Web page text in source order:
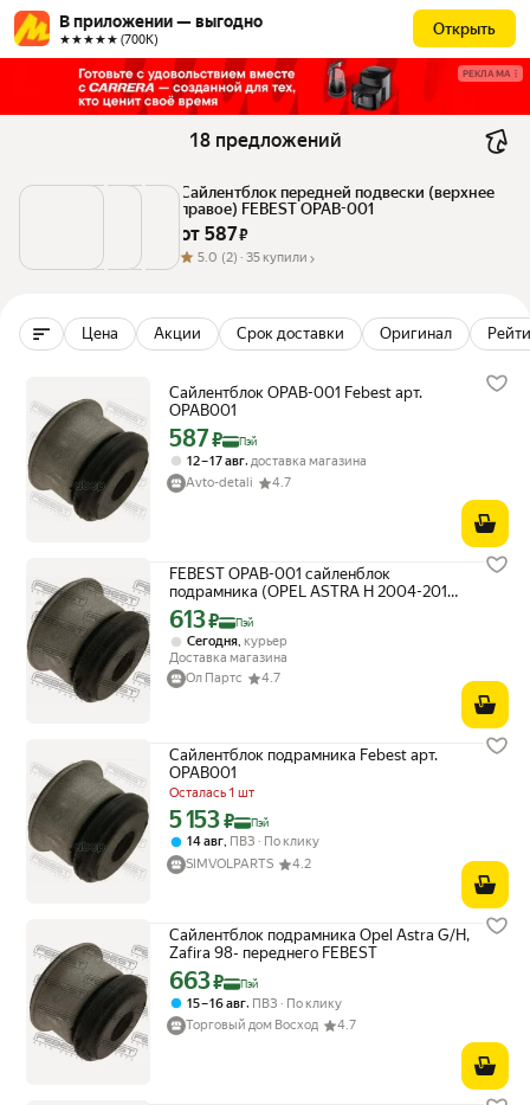
В приложении — выгодно
★★★★★ (700К)
Открыть
РЕКЛАМА
18 предложений
Сайлентблок передней подвески (верхнее
правое) FEBEST OPAB-001
от 587 ₽
5.0 (2) · 35 купили
Цена Акции Срок доставки Оригинал
Сайлентблок OPAB-001 Febest арт.
OPAB001
Цена с картой Яндекс Пэй 587 ₽ вместо
587₽ Пэй
12 – 17 авг, доставка магазина
Avto-detali
4.7
FEBEST OPAB-001 сайленблок
подрамника (OPEL ASTRA H 2004-2010)
FEBEST
Цена с картой Яндекс Пэй 613 ₽ вместо
613₽ Пэй
Сегодня, курьер
Доставка магазина
Ол Партс
4.7
Сайлентблок подрамника Febest арт.
OPAB001
Осталась 1 шт
Цена с картой Яндекс Пэй 5153 ₽ вместо
5 153₽ Пэй
14 авг ПВЗ
По клику
SIMVOLPARTS
4.2
Сайлентблок подрамника Opel Astra G/H,
Zafira 98- переднего FEBEST
Цена с картой Яндекс Пэй 663 ₽ вместо
663₽ Пэй
15 – 16 авг, ПВЗ
По клику
Торговый дом Восход
4.7